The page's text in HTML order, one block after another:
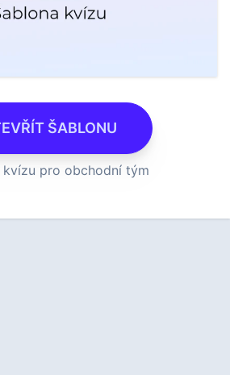
ŠABLONU
kvízu pro obchodní tým